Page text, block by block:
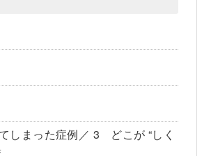
しまった症例／ 3 どこが “しく